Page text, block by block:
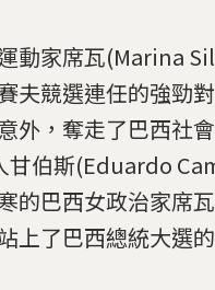
動家席瓦(Marina
夫競選連任的強勁
外，奪走了巴西社
甘伯斯(Eduardo
的巴西女政治家席
上了巴西總統大選